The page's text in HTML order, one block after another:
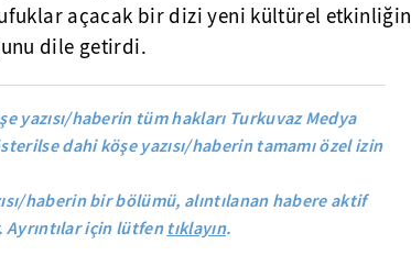
açacak bir dizi yeni kültürel etkinliğin
dile getirdi.
yazısı/haberin tüm hakları Turkuvaz Medya
dahi köşe yazısı/haberin tamamı özel izin
haberin bir bölümü, alıntılanan habere aktif
için lütfentıklayın.